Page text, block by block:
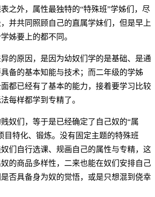
之外，属性最独特的“特殊班”学姊们，尽
并共同照顾自己的直属学妹们，但是早上
姊要上的都不同。
的原因，是因为幼奴们学的是基础、是通
备的基本知能与技术；而二年级的学姊
都已经有了基本的能力，接着要学习比较
每样都学到专精了。
奴们，等于是已经确定了自己奴的“属
目特化、锻炼。没有固定主题的特殊班
们自行选课、规画自己的属性与专精，这
的商品多样性，二来也能在奴们安排自己
否具备身为奴的觉悟，或是只想混到侥幸